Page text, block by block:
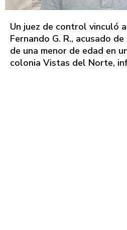
Un juez de control vinculó
Fernando G. R., acusado
de una menor de edad en
colonia Vistas del Norte,